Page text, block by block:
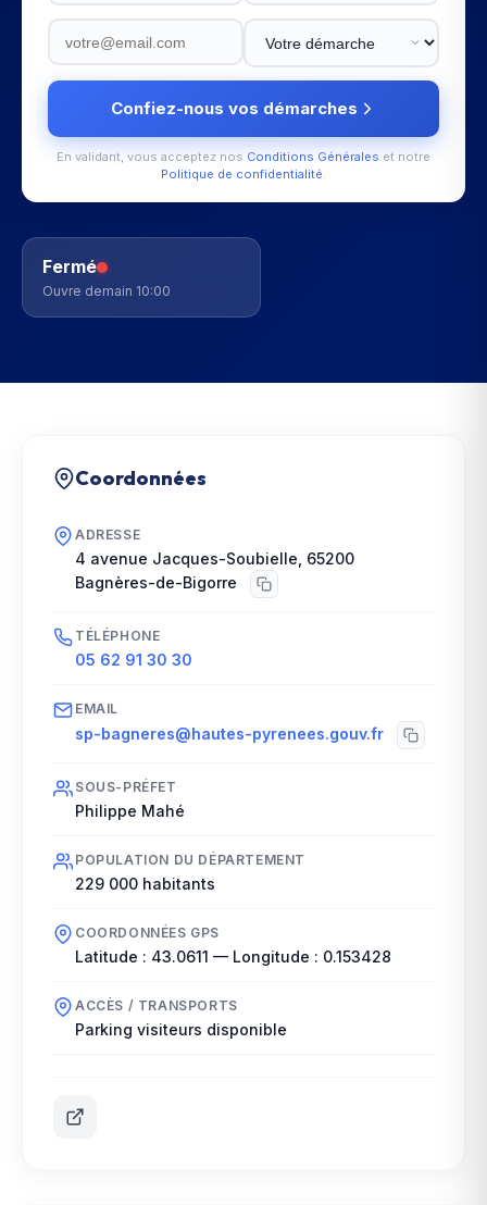
Confiez-nous vos démarches
En validant, vous acceptez nos Conditions Générales et notre
Politique de confidentialité.
Fermé
Ouvre demain 10:00
Coordonnées
ADRESSE
4 avenue Jacques-Soubielle 65200
Bagnères-de-Bigorre
TÉLÉPHONE
05 62 91 30 30
EMAIL
sp-bagneres@hautes-pyrenees.gouv.fr
SOUS-PRÉFET
Philippe Mahé
POPULATION DU DÉPARTEMENT
229 000 habitants
COORDONNÉES GPS
Latitude : 43.0611 — Longitude : 0.153428
ACCÈS / TRANSPORTS
Parking visiteurs disponible